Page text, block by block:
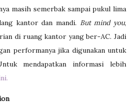
masih semerbak sampai pukul lima
kantor dan mandi. But mind you,
di ruang kantor yang ber-AC. Jadi
performanya jika digunakan untuk
mendapatkan informasi lebih